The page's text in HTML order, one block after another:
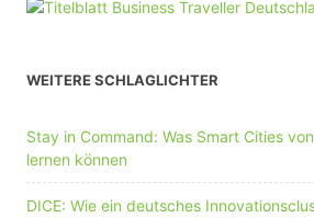
WEITERE SCHLAGLICHTER
Stay in Command: Was Smart Cities
lernen können
DICE: Wie ein deutsches